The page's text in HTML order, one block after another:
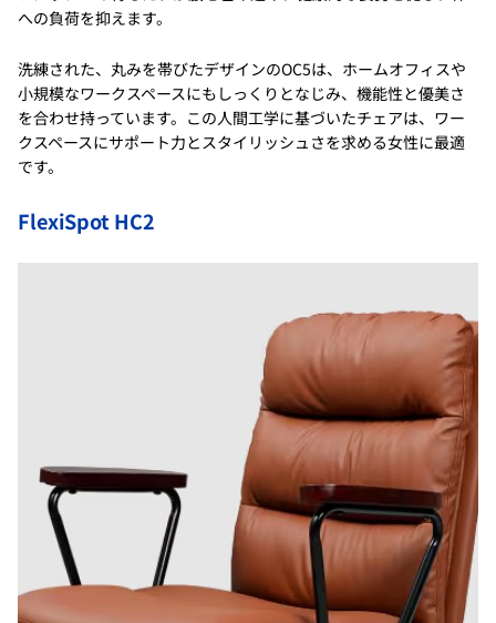
への負荷を抑えます。
洗練された、丸みを帯びたデザインのOC5は、ホームオフィスや
小規模なワークスペースにもしっくりとなじみ、機能性と優美さ
を合わせ持っています。この人間工学に基づいたチェアは、ワー
クスペースにサポート力とスタイリッシュさを求める女性に最適
です。
FlexiSpot HC2